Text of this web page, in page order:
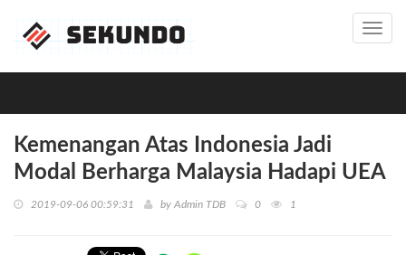
Kemenangan Atas Indonesia Jadi
Modal Berharga Malaysia Hadapi UEA
2019-09-06 00:59:31 by Admin TDB 0 1